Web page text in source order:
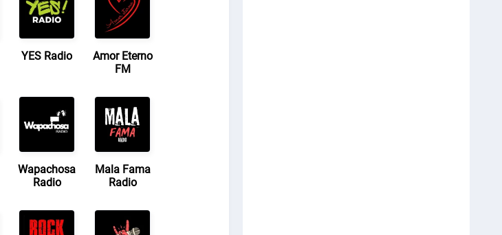
YES Radio
Amor Eterno
FM
Wapachosa
Radio
Mala Fama
Radio